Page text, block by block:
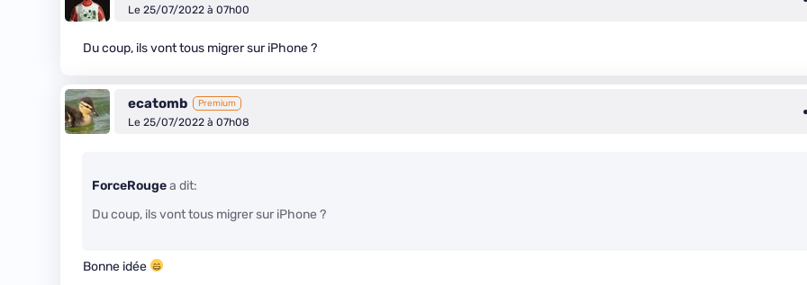
Le 25/07/2022 à 07h00
Du coup, ils vont tous migrer sur iPhone ?
ecatomb Premium
Le 25/07/2022 à 07h08
ForceRougea dit:
Du coup, ils vont tous migrer sur iPhone ?
Bonne idée